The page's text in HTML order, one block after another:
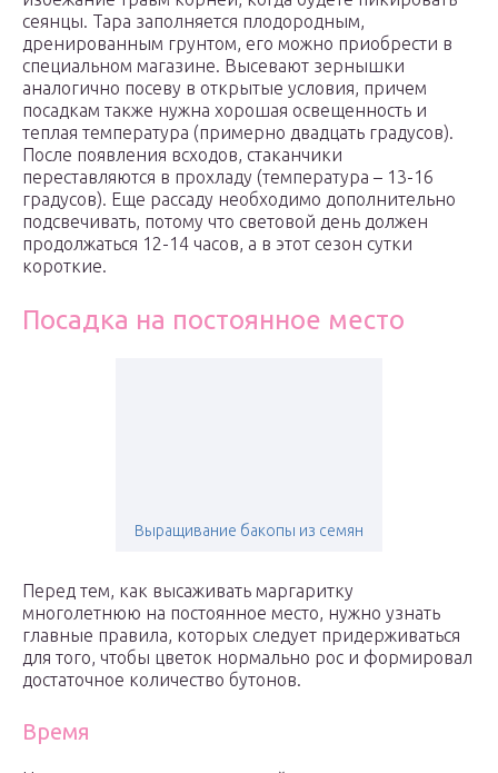
сеянцы. Тара заполняется плодородным,
дренированным грунтом, его можно приобрести в
специальном магазине. Высевают зернышки
аналогично посеву в открытые условия, причем
посадкам также нужна хорошая освещенность и
теплая температура (примерно двадцать градусов).
После появления всходов, стаканчики
переставляются в прохладу (температура – 13-16
градусов). Еще рассаду необходимо дополнительно
подсвечивать, потому что световой день должен
продолжаться 12-14 часов, а в этот сезон сутки
короткие.
Посадка на постоянное место
Выращивание бакопы из семян
Перед тем, как высаживать маргаритку
многолетнюю на постоянное место, нужно узнать
главные правила, которых следует придерживаться
для того, чтобы цветок нормально рос и формировал
достаточное количество бутонов.
Время